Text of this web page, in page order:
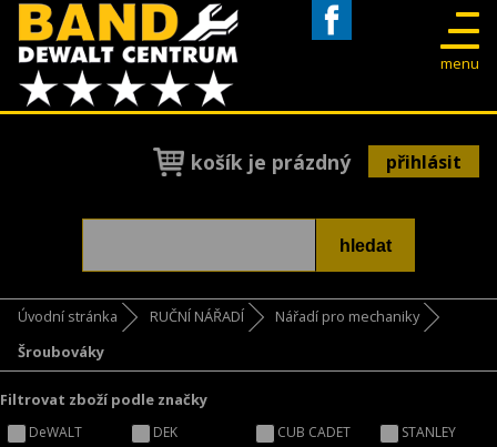
menu
košík je prázdný přihlásit
Úvodní stránka RUČNÍ NÁŘADÍ
Nářadí pro mechaniky
Šroubováky
Filtrovat zboží podle značky
DeWALT DEK CUB CADET STANLEY